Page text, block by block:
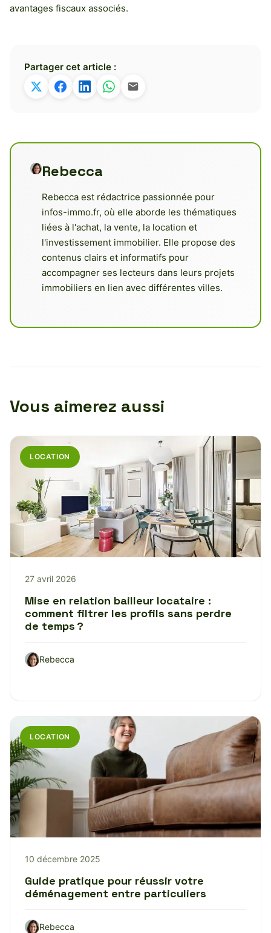
avantages fiscaux associés.
Partager cet article :
Rebecca
Rebecca est rédactrice passionnée pour
infos-immo.fr, où elle aborde les thématiques
liées à l'achat, la vente, la location et
l'investissement immobilier. Elle propose des
contenus clairs et informatifs pour
accompagner ses lecteurs dans leurs projets
immobiliers en lien avec différentes villes.
Vous aimerez aussi
LOCATION
27 avril 2026
Mise en relation bailleur locataire :
comment filtrer les profils sans perdre
de temps ?
Rebecca
LOCATION
10 décembre 2025
Guide pratique pour réussir votre
déménagement entre particuliers
Rebecca